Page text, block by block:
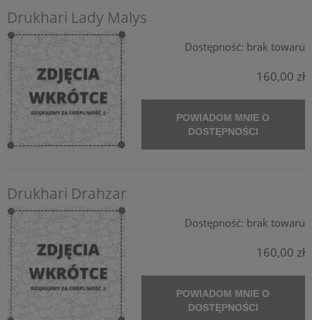
Drukhari Lady Malys
Dostępność: brak towaru
160,00 zł
POWIADOM MNIE O
DOSTĘPNOŚCI
Drukhari Drahzar
Dostępność: brak towaru
160,00 zł
POWIADOM MNIE O
DOSTĘPNOŚCI